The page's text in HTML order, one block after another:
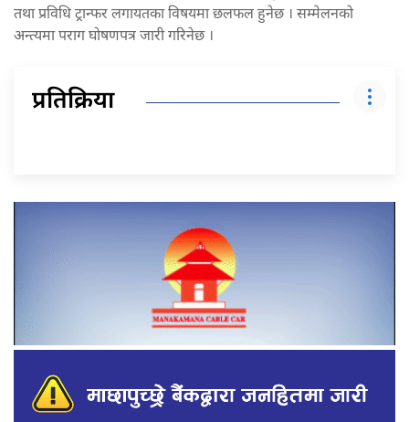
तथा प्रविधि ट्रान्फर लगायतका विषयमा छलफल हुनेछ । सम्मेलनको
अन्त्यमा पराग घोषणपत्र जारी गरिनेछ ।
प्रतिक्रिया